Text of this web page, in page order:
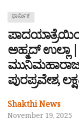
ಧಾರ್ಮಿಕ
ಅಹ್ಮದ್ ಉಲ್ಲಾ |
ಪುರಪ್ರವೇಶ,
Shakthi News
November 19, 2025